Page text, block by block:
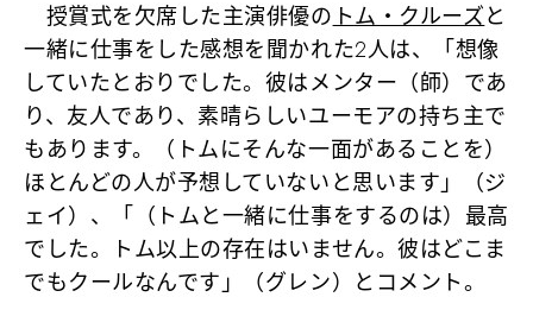
授賞式を欠席した主演俳優のトム・クルーズと
一緒に仕事をした感想を聞かれた2人は、「想像
していたとおりでした。彼はメンター（師）であ
り、友人であり、素晴らしいユーモアの持ち主で
もあります。（トムにそんな一面があることを）
ほとんどの人が予想していないと思います」（ジ
ェイ）、「（トムと一緒に仕事をするのは）最高
でした。トム以上の存在はいません。彼はどこま
でもクールなんです」（グレン）とコメント。